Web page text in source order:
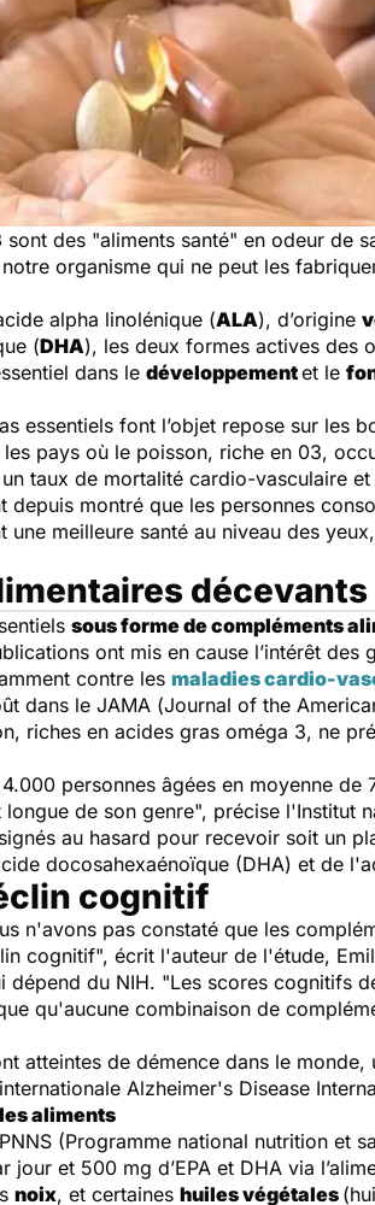
sont des "aliments santé" en odeur de
organisme qui ne peut les
alpha linolénique (ALA), d’origine
(DHA), les deux formes actives des
dans le développementet le
essentiels font l’objet repose sur les
pays où le poisson, riche en 03,
taux de mortalité cardio-vasculaire
depuis montré que les personnes
une meilleure santé au niveau des
décevants
sous forme de compléments
ont mis en cause l’intérêt des
contre les maladies cardio-
dans le JAMA (Journal of the
riches en acides gras oméga 3, ne
personnes âgées en moyenne
de son genre", précise l'Institut
au hasard pour recevoir soit un
docosahexaénoïque (DHA) et de
cognitif
n'avons pas constaté que les
cognitif", écrit l'auteur de l'étude,
dépend du NIH. "Les scores cognitifs
qu'aucune combinaison de
atteintes de démence dans le
Alzheimer's Disease
aliments
(Programme national nutrition et
jour et 500 mg d’EPA et DHA via
noix, et certaines huiles végétales